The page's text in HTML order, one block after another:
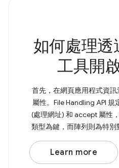
如何處理透
工具開
首先，在網頁應用程式資
屬性。File Handling API
(處理網址) 和 accept 屬性
類型為鍵，而陣列則為特別
需要使用 File Handling API
式處理開啟的檔案。
統不支援 File Handling API
Learn more